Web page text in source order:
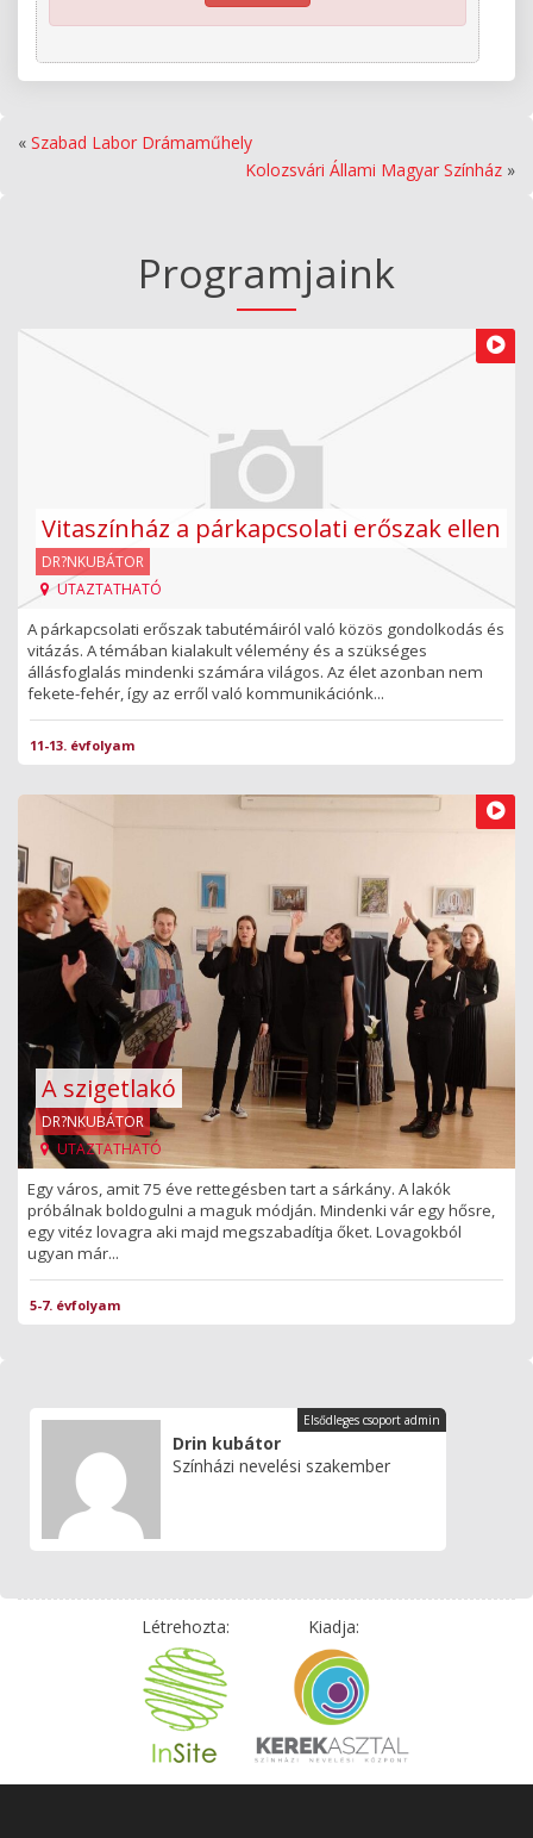
« Szabad Labor Drámaműhely
Kolozsvári Állami Magyar Színház »
Programjaink
Vitaszínház a párkapcsolati erőszak ellen
DR?NKUBÁTOR
UTAZTATHATÓ
A párkapcsolati erőszak tabutémáiról való közös gondolkodás és
vitázás. A témában kialakult vélemény és a szükséges
állásfoglalás mindenki számára világos. Az élet azonban nem
fekete-fehér, így az erről való kommunikációnk...
11-13. évfolyam
A szigetlakó
DR?NKUBÁTOR
UTAZTATHATÓ
Egy város, amit 75 éve rettegésben tart a sárkány. A lakók
próbálnak boldogulni a maguk módján. Mindenki vár egy hősre,
egy vitéz lovagra aki majd megszabadítja őket. Lovagokból
ugyan már...
5-7. évfolyam
Elsődleges csoport admin
Drin kubátor
Színházi nevelési szakember
Létrehozta: Kiadja: